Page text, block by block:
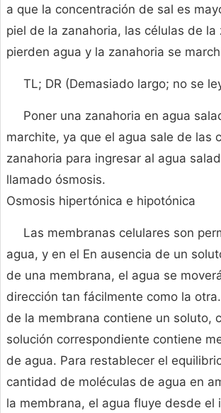
a que la concentración de sal es
piel de la zanahoria, las células de la
pierden agua y la zanahoria se
TL; DR (Demasiado largo; no se
Poner una zanahoria en agua
marchite, ya que el agua sale de las
zanahoria para ingresar al agua
llamado ósmosis.
Osmosis hipertónica e hipotónica
Las membranas celulares son
agua, y en el En ausencia de un
de una membrana, el agua se
dirección tan fácilmente como la
de la membrana contiene un soluto,
solución correspondiente contiene
de agua. Para restablecer el
cantidad de moléculas de agua en
la membrana, el agua fluye desde el